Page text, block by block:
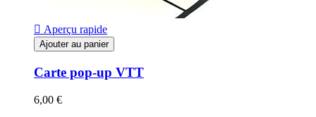
 Aperçu rapide
Ajouter au panier
Carte pop-up VTT
6,00 €